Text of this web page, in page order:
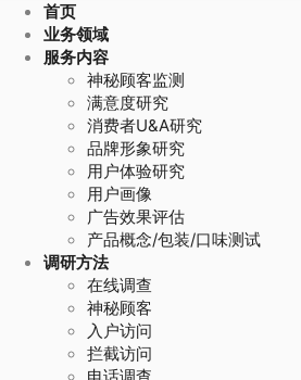
首页
业务领域
服务内容
神秘顾客监测
满意度研究
消费者U&A研究
品牌形象研究
用户体验研究
用户画像
广告效果评估
产品概念/包装/口味测试
调研方法
在线调查
神秘顾客
入户访问
拦截访问